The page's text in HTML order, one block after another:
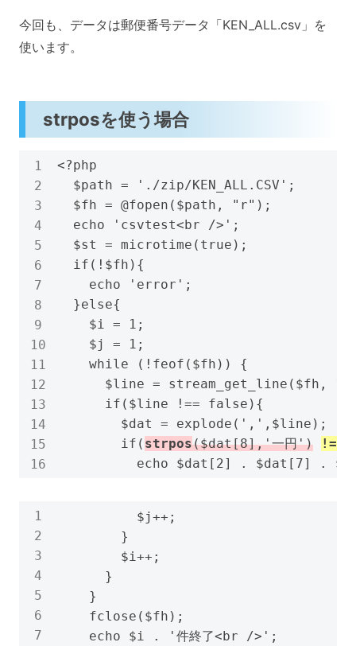
今回も、データは郵便番号データ「KEN_ALL.csv」を
使います。
strposを使う場合
<?php
  $path = './zip/KEN_ALL.CSV';
  $fh = @fopen($path, "r");
  echo 'csvtest<br />';
  $st = microtime(true);
  if(!$fh){
    echo 'error';
  }else{
    $i = 1;
    $j = 1;
    while (!feof($fh)) {
$line = stream_get_line($fh,
      if($line !== false){
        $dat = explode(',',$line);
        if(
strpos($dat[8],'一円') !==
echo $dat[2] . $dat[7] .
          $j++;
        }
        $i++;
      }
    }
    fclose($fh);
    echo $i . '件終了<br />';